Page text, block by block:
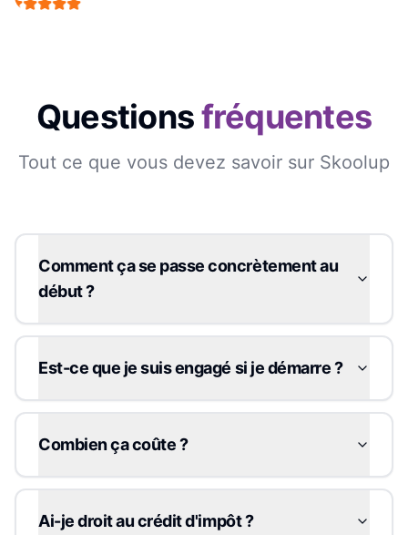
Questionsfréquentes
Tout ce que vous devez savoir sur Skoolup
Comment ça se passe concrètement au
début ?
Est-ce que je suis engagé si je démarre ?
Combien ça coûte ?
Ai-je droit au crédit d'impôt ?